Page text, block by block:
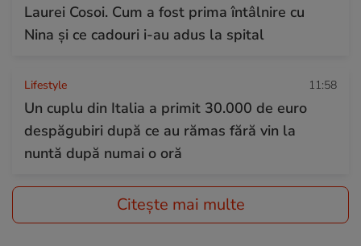
Laurei Cosoi. Cum a fost prima întâlnire cu
Nina și ce cadouri i-au adus la spital
Lifestyle 11:58
Un cuplu din Italia a primit 30.000 de euro
despăgubiri după ce au rămas fără vin la
nuntă după numai o oră
Citește mai multe